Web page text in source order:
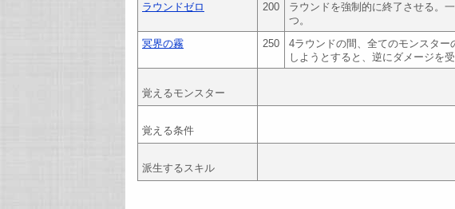
ラウンドゼロ
200
ラウンドを強制的に終了させる。
つ。
冥界の霧
250
4ラウンドの間、全てのモンスタ
しようとすると、逆にダメージを受
覚えるモンスター
覚える条件
派生するスキル